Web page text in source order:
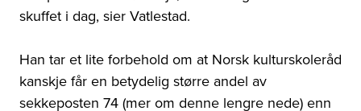
skuffet i dag, sier Vatlestad.
Han tar et lite forbehold om at Norsk kulturskoleråd
kanskje får en betydelig større andel av
sekkeposten 74 (mer om denne lengre nede) enn